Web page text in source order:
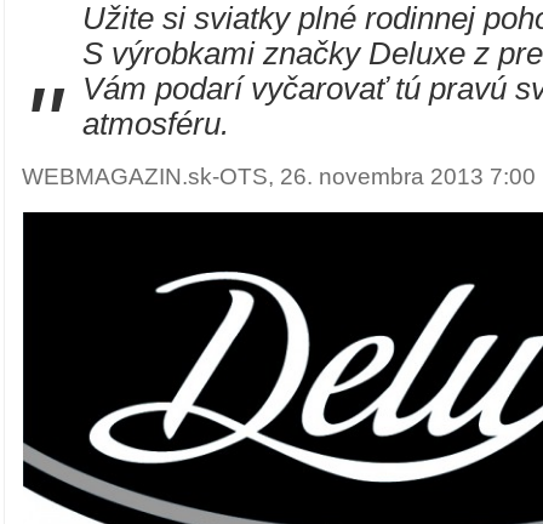
"
Užite si sviatky plné rodinnej
S výrobkami značky Deluxe z
Vám podarí vyčarovať tú pravú
atmosféru.
WEBMAGAZIN.sk-OTS, 26. novembra 2013 7:00